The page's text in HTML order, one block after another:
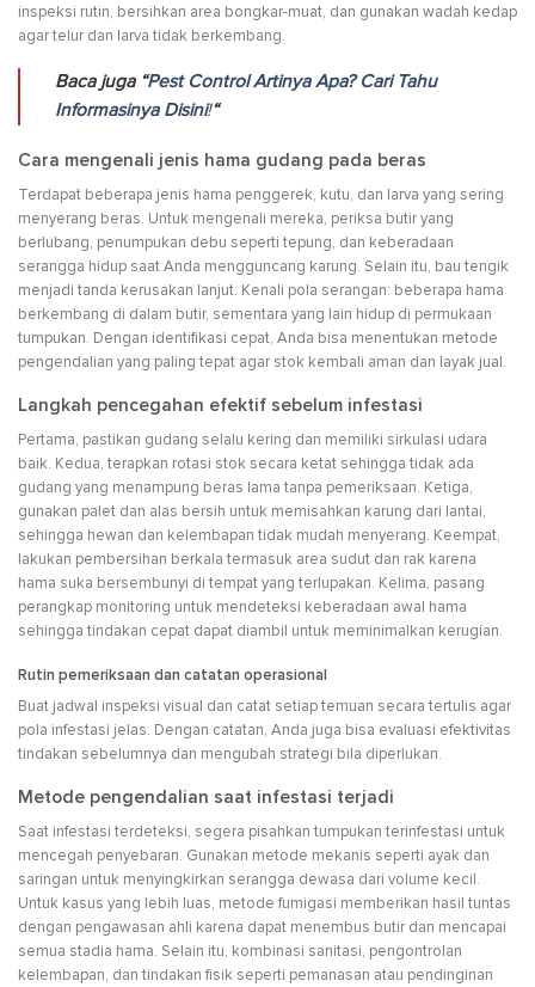
inspeksi rutin, bersihkan area bongkar-muat, dan gunakan wadah kedap
agar telur dan larva tidak berkembang.
Baca juga “Pest Control Artinya Apa? Cari Tahu
Informasinya Disini!“
Cara mengenali jenis hama gudang pada beras
Terdapat beberapa jenis hama penggerek, kutu, dan larva yang sering
menyerang beras. Untuk mengenali mereka, periksa butir yang
berlubang, penumpukan debu seperti tepung, dan keberadaan
serangga hidup saat Anda mengguncang karung. Selain itu, bau tengik
menjadi tanda kerusakan lanjut. Kenali pola serangan: beberapa hama
berkembang di dalam butir, sementara yang lain hidup di permukaan
tumpukan. Dengan identifikasi cepat, Anda bisa menentukan metode
pengendalian yang paling tepat agar stok kembali aman dan layak jual.
Langkah pencegahan efektif sebelum infestasi
Pertama, pastikan gudang selalu kering dan memiliki sirkulasi udara
baik. Kedua, terapkan rotasi stok secara ketat sehingga tidak ada
gudang yang menampung beras lama tanpa pemeriksaan. Ketiga,
gunakan palet dan alas bersih untuk memisahkan karung dari lantai,
sehingga hewan dan kelembapan tidak mudah menyerang. Keempat,
lakukan pembersihan berkala termasuk area sudut dan rak karena
hama suka bersembunyi di tempat yang terlupakan. Kelima, pasang
perangkap monitoring untuk mendeteksi keberadaan awal hama
sehingga tindakan cepat dapat diambil untuk meminimalkan kerugian.
Rutin pemeriksaan dan catatan operasional
Buat jadwal inspeksi visual dan catat setiap temuan secara tertulis agar
pola infestasi jelas. Dengan catatan, Anda juga bisa evaluasi efektivitas
tindakan sebelumnya dan mengubah strategi bila diperlukan.
Metode pengendalian saat infestasi terjadi
Saat infestasi terdeteksi, segera pisahkan tumpukan terinfestasi untuk
mencegah penyebaran. Gunakan metode mekanis seperti ayak dan
saringan untuk menyingkirkan serangga dewasa dari volume kecil.
Untuk kasus yang lebih luas, metode fumigasi memberikan hasil tuntas
dengan pengawasan ahli karena dapat menembus butir dan mencapai
semua stadia hama. Selain itu, kombinasi sanitasi, pengontrolan
kelembapan, dan tindakan fisik seperti pemanasan atau pendinginan